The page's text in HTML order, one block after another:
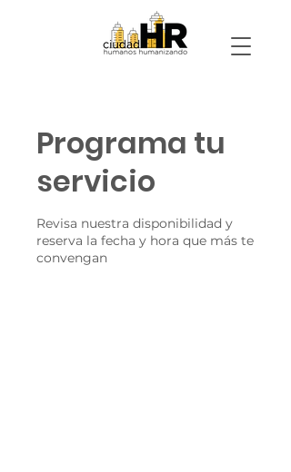
Programa tu
servicio
Revisa nuestra disponibilidad y
reserva la fecha y hora que más te
convengan